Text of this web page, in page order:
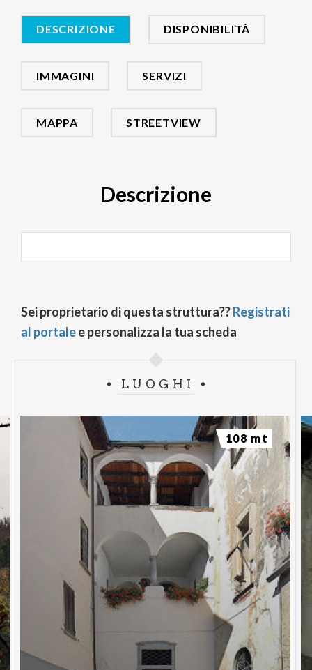
DESCRIZIONE DISPONIBILITÀ
IMMAGINI SERVIZI
MAPPA STREETVIEW
Descrizione
Sei proprietario di questa struttura??Registrati
al portalee personalizza la tua scheda
LUOGHI
108 mt